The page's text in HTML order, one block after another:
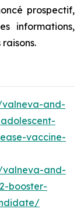
prospectif,
informations,
and-
vaccine-
valneva-and-
booster-